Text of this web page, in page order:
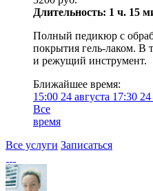
Длительность: 1 ч. 15
Полный педикюр с
покрытия гель-лаком. В
и режущий инструмент.
Ближайшее время:
15:00 24 августа 17:30 24
Все
время
Все услуги Записаться